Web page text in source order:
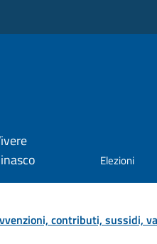
Elezioni
contributi, sussidi,